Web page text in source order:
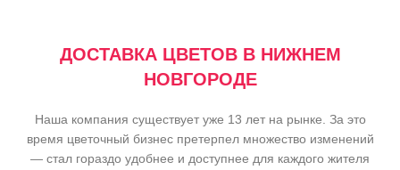
ДОСТАВКА ЦВЕТОВ В НИЖНЕМ
НОВГОРОДЕ
Наша компания существует уже 13 лет на рынке. За это
время цветочный бизнес претерпел множество изменений
— стал гораздо удобнее и доступнее для каждого жителя